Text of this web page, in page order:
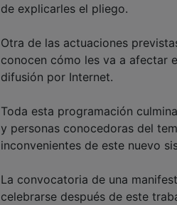
de explicarles el pliego.
Otra de las actuaciones
conocen cómo les va a afectar
difusión por Internet.
Toda esta programación
y personas conocedoras del
inconvenientes de este nuevo
La convocatoria de una
celebrarse después de este